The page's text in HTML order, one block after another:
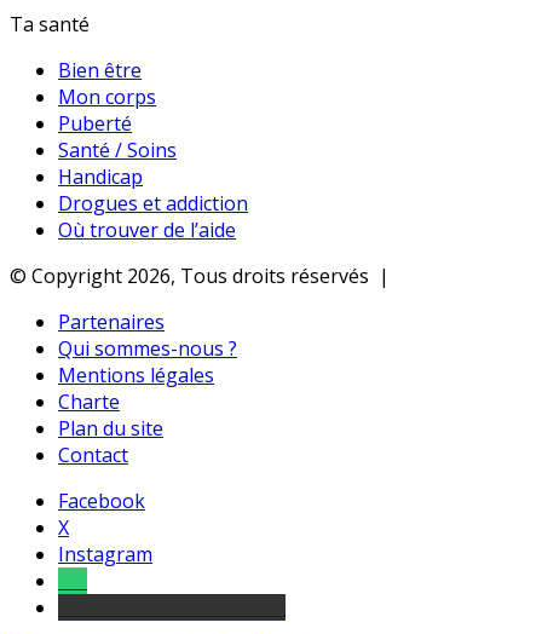
Ta santé
Bien être
Mon corps
Puberté
Santé / Soins
Handicap
Drogues et addiction
Où trouver de l’aide
© Copyright 2026, Tous droits réservés |
Partenaires
Qui sommes-nous ?
Mentions légales
Charte
Plan du site
Contact
Facebook
X
Instagram